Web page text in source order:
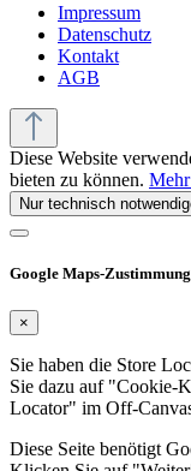
Impressum
Datenschutz
Kontakt
AGB
Diese Website
bieten zu können.
Nur technisch
Google Maps-Zustimmung
×
Sie haben die Store
Sie dazu auf "Cookie-
Locator" im Off-
Diese Seite benötigt